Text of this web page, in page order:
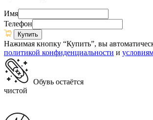
Имя
Телефон
Нажимая кнопку “Купить”, вы
политикой конфиденциальности и
Обувь остаётся
чистой